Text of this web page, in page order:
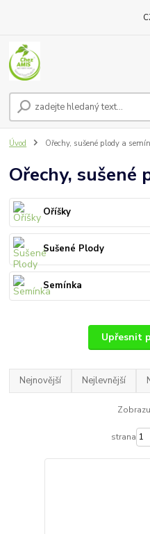
Úvod Ořechy, sušené plody a
Ořechy, sušené
Oříšky
Sušené Plody
Semínka
Upřesnit
Nejnovější Nejlevnější
strana